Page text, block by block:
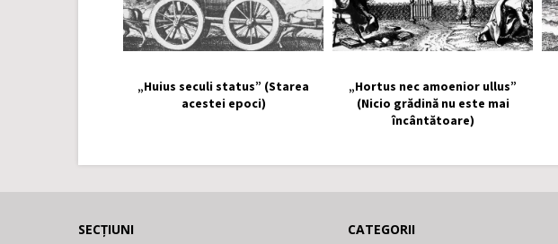
„Huius seculi status” (Starea
acestei epoci)
„Hortus nec amoenior ullus”
(Nicio grădină nu este mai
încântătoare)
SECȚIUNI
CATEGORII